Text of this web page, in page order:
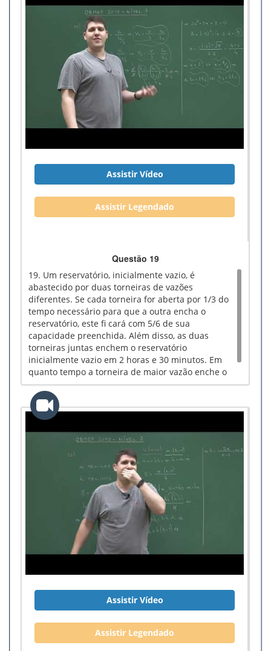
Assistir Vídeo
Assistir Legendado
Questão 19
19. Um reservatório, inicialmente vazio, é
abastecido por duas torneiras de vazões
diferentes. Se cada torneira for aberta por 1/3 do
tempo necessário para que a outra encha o
reservatório, este fi cará com 5/6 de sua
capacidade preenchida. Além disso, as duas
torneiras juntas enchem o reservatório
inicialmente vazio em 2 horas e 30 minutos. Em
quanto tempo a torneira de maior vazão enche o
reservatório?
Assistir Vídeo
Assistir Legendado